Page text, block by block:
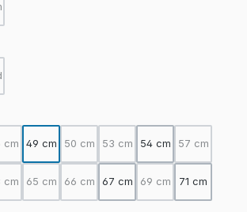
Option ist zurzeit nicht verfügbar.)
Option ist zurzeit nicht verfügbar.)
cm
(Diese Option ist zurzeit nicht verfügbar.)
49 cm 50 cm
(Diese Option ist zurzeit nicht
53 cm
(Diese Option ist zurzeit
54 cm 57 cm
(Diese
ist zurzeit nicht verfügbar.)
cm
(Diese Option ist zurzeit nicht verfügbar.)
65 cm
(Diese Option ist zurzeit nicht verfügbar.)
66 cm
(Diese Option ist zurzeit nicht
67 cm 69 cm
(Diese Option ist
71 cm